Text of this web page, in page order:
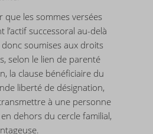
les sommes versées
successoral au-delà
soumises aux droits
selon le lien de parenté
la clause bénéficiaire du
liberté de désignation,
à une personne
dehors du cercle familial,